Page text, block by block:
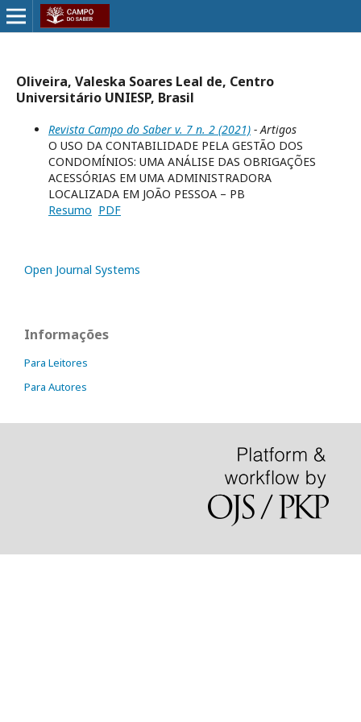
Oliveira, Valeska Soares Leal de, Centro
Universitário UNIESP, Brasil
Revista Campo do Saber v. 7 n. 2 (2021) - Artigos
O USO DA CONTABILIDADE PELA GESTÃO DOS
CONDOMÍNIOS: UMA ANÁLISE DAS OBRIGAÇÕES
ACESSÓRIAS EM UMA ADMINISTRADORA
LOCALIZADA EM JOÃO PESSOA – PB
Resumo PDF
Open Journal Systems
Informações
Para Leitores
Para Autores